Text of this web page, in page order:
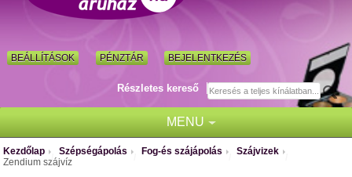
BEÁLLÍTÁSOK PÉNZTÁR BEJELENTKEZÉS
Részletes kereső
MENU
Kezdőlap Szépségápolás Fog-és szájápolás Szájvizek
Zendium szájvíz